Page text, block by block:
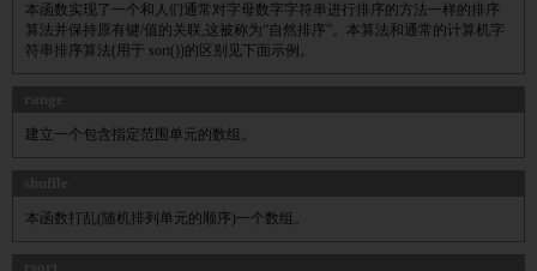
本函数实现了一个和人们通常对字母数字字符串进行排序的方法一样的排序
算法并保持原有键/值的关联,这被称为“自然排序”。本算法和通常的计算机字
符串排序算法(用于 sort())的区别见下面示例。
建立一个包含指定范围单元的数组。
本函数打乱(随机排列单元的顺序)一个数组。